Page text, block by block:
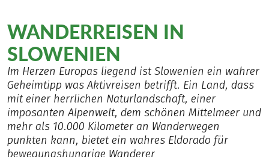
WANDERREISEN IN
SLOWENIEN
Im Herzen Europas liegend ist Slowenien ein wahrer
Geheimtipp was Aktivreisen betrifft. Ein Land, dass
mit einer herrlichen Naturlandschaft, einer
imposanten Alpenwelt, dem schönen Mittelmeer und
mehr als 10.000 Kilometer an Wanderwegen
punkten kann, bietet ein wahres Eldorado für
bewegungshungrige Wanderer